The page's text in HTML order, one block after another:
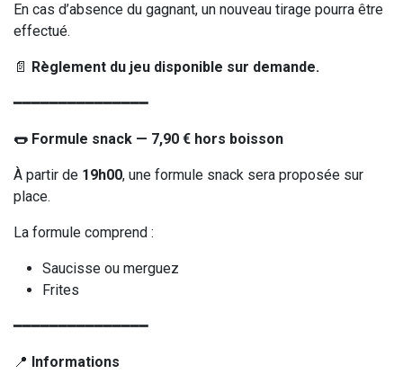
En cas d’absence du gagnant, un nouveau tirage pourra être
effectué.
📄 Règlement du jeu disponible sur demande.
━━━━━━━━━━━━━━━
🌭 Formule snack — 7,90 € hors boisson
À partir de 19h00, une formule snack sera proposée sur
place.
La formule comprend :
Saucisse ou merguez
Frites
━━━━━━━━━━━━━━━
📍 Informations